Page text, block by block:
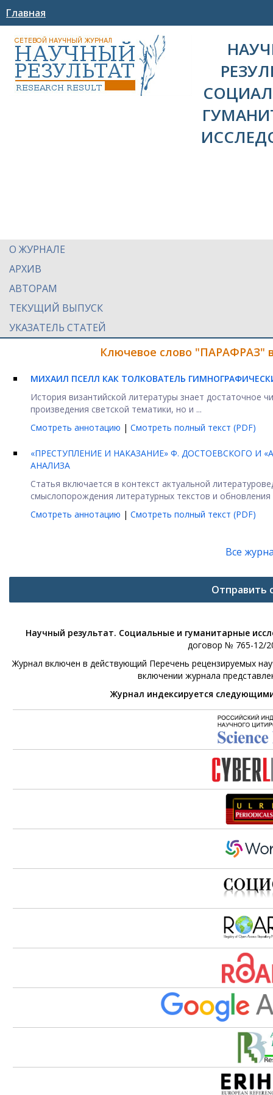
Главная
О ЖУРНАЛЕ
АРХИВ
АВТОРАМ
ТЕКУЩИЙ ВЫПУСК
УКАЗАТЕЛЬ СТАТЕЙ
Ключевое слово "ПАРАФРАЗ"
МИХАИЛ ПСЕЛЛ КАК ТОЛКОВАТЕЛЬ
История византийской литературы знает достаточное
произведения светской тематики, но и ...
Смотреть аннотацию | Смотреть полный текст (PDF)
«ПРЕСТУПЛЕНИЕ И НАКАЗАНИЕ» Ф. ДОСТОЕВСКОГО И
АНАЛИЗА
Статья включается в контекст актуальной
смыслопорождения литературных текстов и обновления
Смотреть аннотацию | Смотреть полный текст (PDF)
Все
Отправить
Научный результат. Социальные и гуманитарные
договор № 765-12/
Журнал включен в действующий Перечень рецензируемых
включении журнала
Журнал индексируется